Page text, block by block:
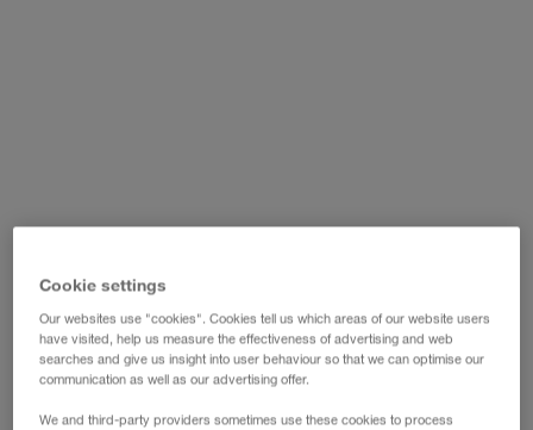
Cookie settings
Our websites use "cookies". Cookies tell us which areas of our website users
have visited, help us measure the effectiveness of advertising and web
searches and give us insight into user behaviour so that we can optimise our
communication as well as our advertising offer.
We and third-party providers sometimes use these cookies to process